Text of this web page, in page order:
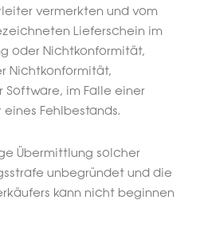
vermerkten und vom
Lieferschein im
oder Nichtkonformität,
Nichtkonformität,
Software, im Falle einer
Fehlbestands.
Übermittlung solcher
unbegründet und die
kann nicht beginnen